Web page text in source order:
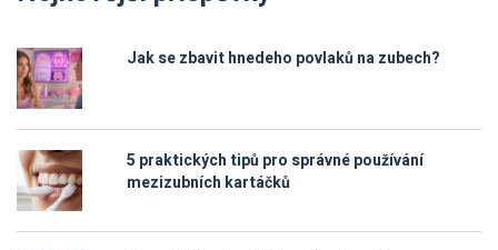
Jak se zbavit hnedeho povlaků na zubech?
5 praktických tipů pro správné používání
mezizubních kartáčků